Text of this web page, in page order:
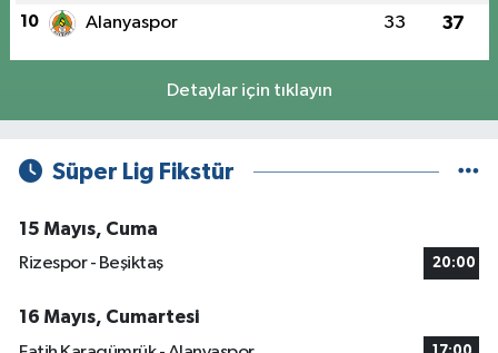
10 Alanyaspor 33 37
Detaylar için tıklayın
Süper Lig Fikstür
15 Mayıs, Cuma
Rizespor - Beşiktaş
20:00
16 Mayıs, Cumartesi